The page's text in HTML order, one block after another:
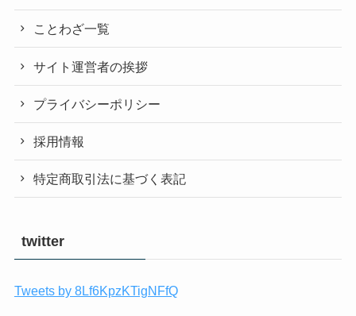
ことわざ一覧
サイト運営者の挨拶
プライバシーポリシー
採用情報
特定商取引法に基づく表記
twitter
Tweets by 8Lf6KpzKTigNFfQ